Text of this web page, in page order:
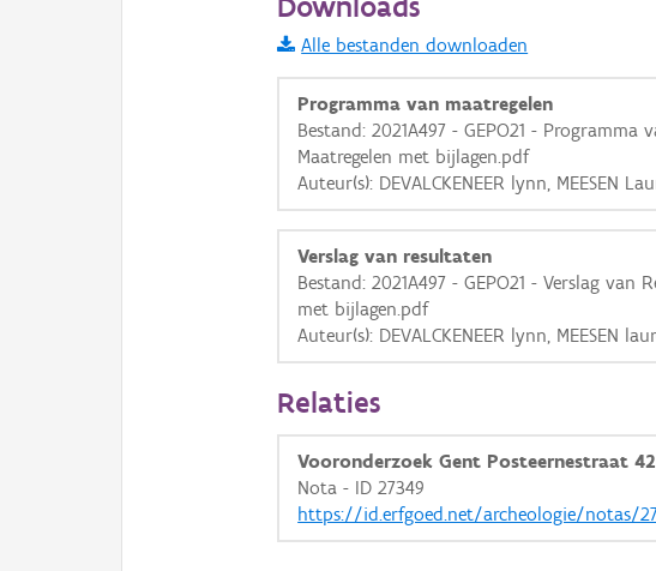
Informatie Vlaanderen
i
+ −
Basis Lagen
OSM-Basiskaart
Ortho
GRB-Basiskaart
GRB-Basiskaart in grijswaarden
Alle bestanden downloaden
Programma van maatregelen
Bestand: 2021A497 - GEPO21 - Programma
Maatregelen met bijlagen.pdf
Auteur(s): DEVALCKENEER lynn, MEESEN
Verslag van resultaten
Bestand: 2021A497 - GEPO21 - Verslag van
met bijlagen.pdf
Auteur(s): DEVALCKENEER lynn, MEESEN
Relaties
Vooronderzoek Gent Posteernestraat 42
Nota - ID 27349
https://id.erfgoed.net/archeologie/notas/